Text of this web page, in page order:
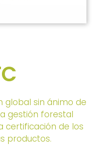
global sin ánimo de
gestión forestal
certificación de los
productos.